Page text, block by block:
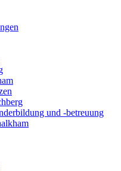
und -betreuung